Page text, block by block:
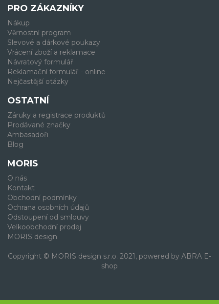
PRO ZÁKAZNÍKY
Nákup
Věrnostní program
Slevové a dárkové poukazy
Vrácení zboží a reklamace
Návratový formulář
Reklamační formulář - online
Nejčastější otázky
OSTATNÍ
Záruky a registrace produktů
Prodávané značky
Ambasadoři
Blog
MORIS
O nás
Kontakt
Obchodní podmínky
Ochrana osobních údajů
Odstoupení od smlouvy
Velkoobchodní prodej
MORIS design
Copyright © MORIS design s.r.o. 2021, powered by ABRA E-
shop